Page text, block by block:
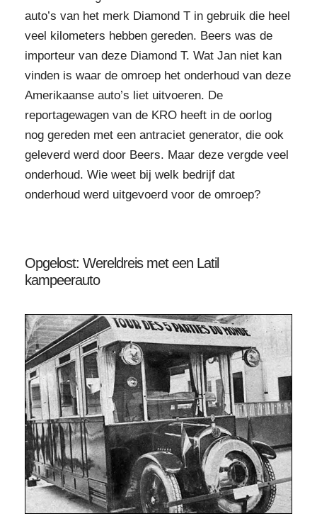
auto’s van het merk Diamond T in gebruik die heel
veel kilometers hebben gereden. Beers was de
importeur van deze Diamond T. Wat Jan niet kan
vinden is waar de omroep het onderhoud van deze
Amerikaanse auto’s liet uitvoeren. De
reportagewagen van de KRO heeft in de oorlog
nog gereden met een antraciet generator, die ook
geleverd werd door Beers. Maar deze vergde veel
onderhoud. Wie weet bij welk bedrijf dat
onderhoud werd uitgevoerd voor de omroep?
Opgelost: Wereldreis met een Latil
kampeerauto